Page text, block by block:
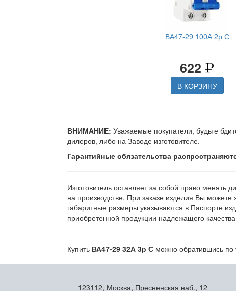
ВА47-29 100А 2р С
622
В КОРЗИНУ
ВНИМАНИЕ: Уважаемые покупатели, будьте
дилеров, либо на Заводе изготовителе.
Гарантийные обязательства
Изготовитель оставляет за собой право менять
на производстве. При заказе изделия Вы можете
габаритные размеры указываются в Паспорте
приобретенной продукции надлежащего
Купить ВА47-29 32А 3р С можно обратившись
123112, Москва, Пресненская наб., 12